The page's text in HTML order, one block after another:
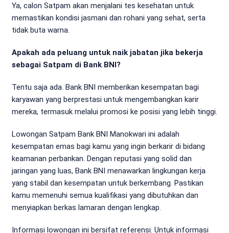
Ya, calon Satpam akan menjalani tes kesehatan untuk
memastikan kondisi jasmani dan rohani yang sehat, serta
tidak buta warna.
Apakah ada peluang untuk naik jabatan jika bekerja
sebagai Satpam di Bank BNI?
Tentu saja ada. Bank BNI memberikan kesempatan bagi
karyawan yang berprestasi untuk mengembangkan karir
mereka, termasuk melalui promosi ke posisi yang lebih tinggi.
Lowongan Satpam Bank BNI Manokwari ini adalah
kesempatan emas bagi kamu yang ingin berkarir di bidang
keamanan perbankan. Dengan reputasi yang solid dan
jaringan yang luas, Bank BNI menawarkan lingkungan kerja
yang stabil dan kesempatan untuk berkembang. Pastikan
kamu memenuhi semua kualifikasi yang dibutuhkan dan
menyiapkan berkas lamaran dengan lengkap.
Informasi lowongan ini bersifat referensi. Untuk informasi